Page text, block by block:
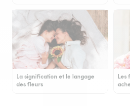
La signification et le langage
des fleurs
Les